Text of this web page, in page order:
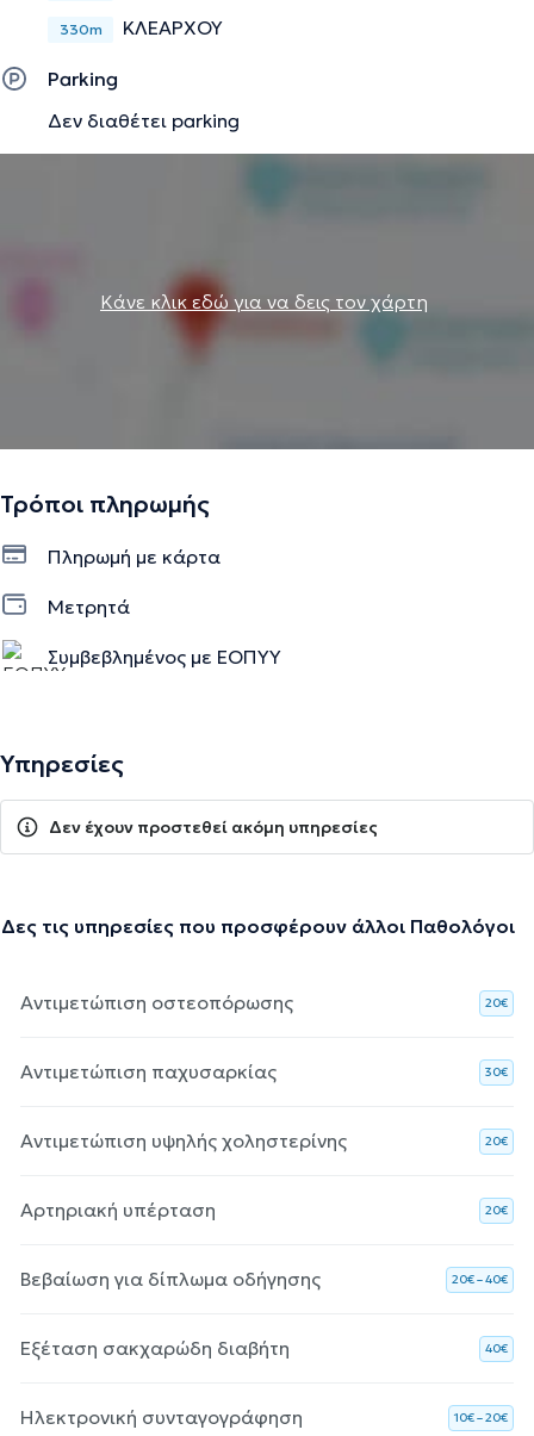
330m ΚΛΕΑΡΧΟΥ
Parking
Δεν διαθέτει parking
Κάνε κλικ εδώ για να δεις τον χάρτη
Τρόποι πληρωμής
Πληρωμή με κάρτα
Μετρητά
Συμβεβλημένος με ΕΟΠΥΥ
Υπηρεσίες
Δεν έχουν προστεθεί ακόμη υπηρεσίες
Δες τις υπηρεσίες που προσφέρουν άλλοι Παθολόγοι
Αντιμετώπιση οστεοπόρωσης 20€
Αντιμετώπιση παχυσαρκίας 30€
Αντιμετώπιση υψηλής χοληστερίνης 20€
Αρτηριακή υπέρταση 20€
Βεβαίωση για δίπλωμα οδήγησης 20€ – 40€
Εξέταση σακχαρώδη διαβήτη 40€
Ηλεκτρονική συνταγογράφηση 10€ – 20€